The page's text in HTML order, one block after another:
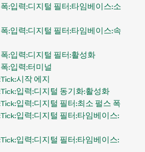
:입력:디지털 필터:타임베이스:소
:입력:디지털 필터:타임베이스:속
:입력:디지털 필터:활성화
:입력:터미널
시작 에지
입력:디지털 동기화:활성화
입력:디지털 필터:최소 펄스 폭
입력:디지털 필터:타임베이스:
입력:디지털 필터:타임베이스: